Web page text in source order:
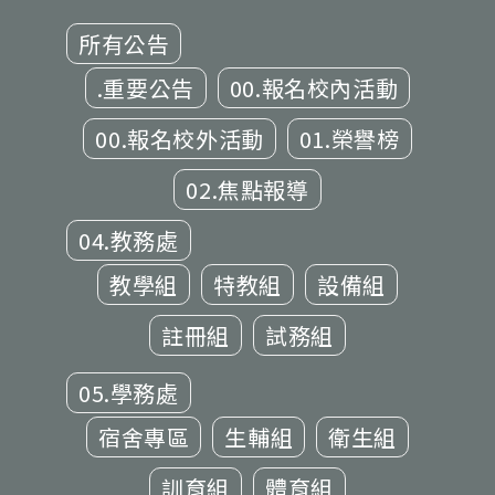
所有公告
.重要公告
00.報名校內活動
00.報名校外活動
01.榮譽榜
02.焦點報導
04.教務處
教學組
特教組
設備組
註冊組
試務組
05.學務處
宿舍專區
生輔組
衛生組
訓育組
體育組